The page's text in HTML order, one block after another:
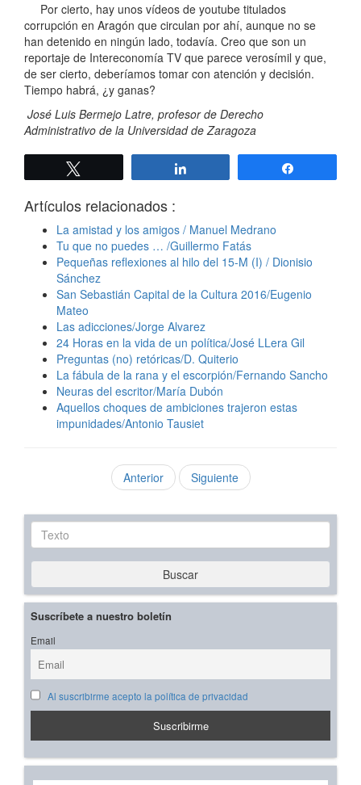
Por cierto, hay unos vídeos de youtube titulados
corrupción en Aragón que circulan por ahí, aunque no se
han detenido en ningún lado, todavía. Creo que son un
reportaje de Intereconomía TV que parece verosímil y que,
de ser cierto, deberíamos tomar con atención y decisión.
Tiempo habrá, ¿y ganas?
José Luis Bermejo Latre, profesor de Derecho
Administrativo de la Universidad de Zaragoza
Artículos relacionados :
La amistad y los amigos / Manuel Medrano
Tu que no puedes … /Guillermo Fatás
Pequeñas reflexiones al hilo del 15-M (I) / Dionisio
Sánchez
San Sebastián Capital de la Cultura 2016/Eugenio
Mateo
Las adicciones/Jorge Alvarez
24 Horas en la vida de un política/José LLera Gil
Preguntas (no) retóricas/D. Quiterio
La fábula de la rana y el escorpión/Fernando Sancho
Neuras del escritor/María Dubón
Aquellos choques de ambiciones trajeron estas
impunidades/Antonio Tausiet
Anterior Siguiente
Texto
Buscar
Suscríbete a nuestro boletín
Email
Al suscribirme acepto la política de privacidad